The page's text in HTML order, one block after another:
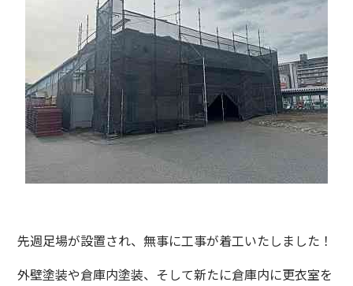
先週足場が設置され、無事に工事が着工いたしました！
外壁塗装や倉庫内塗装、そして新たに倉庫内に更衣室を